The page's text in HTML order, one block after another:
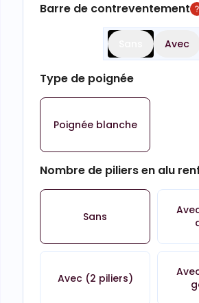
Barre de contreventement
Avec
Type de poignée
Poignée blanche
Nombre de piliers en alu
Sans
Avec (2 piliers)